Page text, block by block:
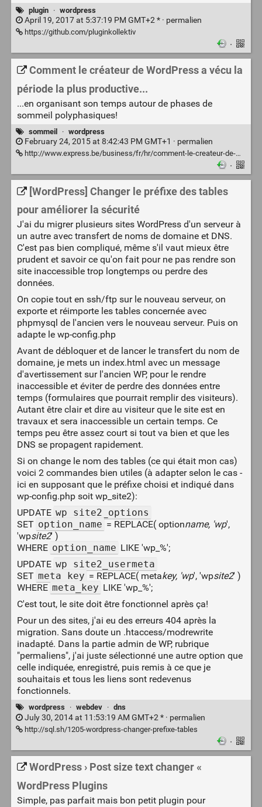
plugin · wordpress
April 19, 2017 at 5:37:19 PM GMT+2 * · permalien
https://github.com/pluginkollektiv
·
Comment le créateur de WordPress a vécu la
période la plus productive...
...en organisant son temps autour de phases de
sommeil polyphasiques!
sommeil · wordpress
February 24, 2015 at 8:42:43 PM GMT+1 · permalien
http://www.express.be/business/fr/hr/comment-le-createur-de-wordpress-a-vecu-la-priode-la-plus-productive-de-sa-vie-en-dormant-6-siestes-par-jour/211363.htm
·
[WordPress] Changer le préfixe des tables
pour améliorer la sécurité
J'ai du migrer plusieurs sites WordPress d'un serveur à
un autre avec transfert de noms de domaine et DNS.
C'est pas bien compliqué, même s'il vaut mieux être
prudent et savoir ce qu'on fait pour ne pas rendre son
site inaccessible trop longtemps ou perdre des
données.
On copie tout en ssh/ftp sur le nouveau serveur, on
exporte et réimporte les tables concernée avec
phpmysql de l'ancien vers le nouveau serveur. Puis on
adapte le wp-config.php
Avant de débloquer et de lancer le transfert du nom de
domaine, je mets un index.html avec un message
d'avertissement sur l'ancien WP, pour le rendre
inaccessible et éviter de perdre des données entre
temps (formulaires que pourrait remplir des visiteurs).
Autant être clair et dire au visiteur que le site est en
travaux et sera inaccessible un certain temps. Ce
temps peu être assez court si tout va bien et que les
DNS se propagent rapidement.
Si on change le nom des tables (ce qui était mon cas)
voici 2 commandes bien utiles (à adapter selon le cas -
ici en supposant que le préfixe choisi et indiqué dans
wp-config.php soit wp_site2):
UPDATE wp_site2_options
SET option_name = REPLACE( optionname, 'wp',
'wpsite2' )
WHERE option_name LIKE 'wp_%';
UPDATE wp_site2_usermeta
SET meta_key = REPLACE( metakey, 'wp', 'wpsite2' )
WHERE meta_key LIKE 'wp_%';
C'est tout, le site doit être fonctionnel après ça!
Pour un des sites, j'ai eu des erreurs 404 après la
migration. Sans doute un .htaccess/modrewrite
inadapté. Dans la partie admin de WP, rubrique
"permaliens", j'ai juste sélectionné une autre option que
celle indiquée, enregistré, puis remis à ce que je
souhaitais et tous les liens sont redevenus
fonctionnels.
wordpress · webdev · dns
July 30, 2014 at 11:53:19 AM GMT+2 * · permalien
http://sql.sh/1205-wordpress-changer-prefixe-tables
·
WordPress › Post size text changer «
WordPress Plugins
Simple, pas parfait mais bon petit plugin pour